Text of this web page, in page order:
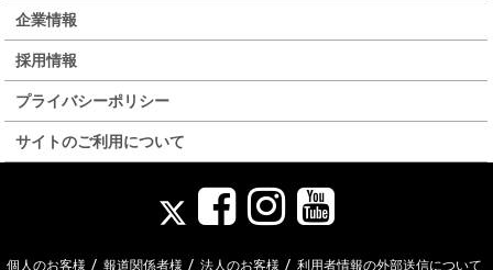
企業情報
採用情報
プライバシーポリシー
サイトのご利用について
個人のお客様 / 報道関係者様 / 法人のお客様 / 利用者情報の外部送信について